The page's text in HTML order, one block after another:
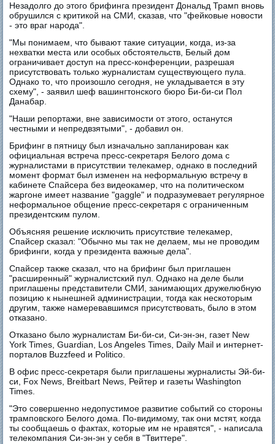
Незадолго до этого брифинга президент Дональд Трамп вновь
обрушился с критикой на СМИ, сказав, что "фейковые новости
- это враг народа".
"Мы понимаем, что бывают такие ситуации, когда, из-за
нехватки места или особых обстоятельств, Белый дом
ограничивает доступ на пресс-конференции, разрешая
присутствовать только журналистам существующего пула.
Однако то, что произошло сегодня, не укладывается в эту
схему", - заявил шеф вашингтонского бюро Би-би-си Пол
Данабар.
"Наши репортажи, вне зависимости от этого, останутся
честными и непредвзятыми", - добавил он.
Брифинг в пятницу был изначально запланирован как
официальная встреча пресс-секретаря Белого дома с
журналистами в присутствии телекамер, однако в последний
момент формат был изменен на неформальную встречу в
кабинете Спайсера без видеокамер, что на политическом
жаргоне имеет название "gaggle" и подразумевает регулярное
неформальное общение пресс-секретаря с ограниченным
президентским пулом.
Объясняя решение исключить присутствие телекамер,
Спайсер сказал: "Обычно мы так не делаем, мы не проводим
брифинги, когда у президента важные дела".
Спайсер также сказал, что на брифинг был приглашен
"расширенный" журналистский пул. Однако на деле были
приглашены представители СМИ, занимающих дружелюбную
позицию к нынешней администрации, тогда как нескоторым
другим, также намеревавшимся присутствовать, было в этом
отказано.
Отказано было журналистам Би-би-си, Си-эн-эн, газет New
York Times, Guardian, Los Angeles Times, Daily Mail и интернет-
порталов Buzzfeed и Politico.
В офис пресс-секретаря были приглашены журналисты Эй-би-
си, Fox News, Breitbart News, Рейтер и газеты Washington
Times.
"Это совершенно недопустимое развитие событий со стороны
трамповского Белого дома. По-видимому, так они мстят, когда
ты сообщаешь о фактах, которые им не нравятся", - написала
телекомпания Си-эн-эн у себя в "Твиттере".